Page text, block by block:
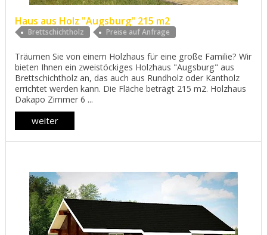
Haus aus Holz "Augsburg" 215 m2
Brettschichtholz Preise auf Anfrage
Träumen Sie von einem Holzhaus für eine große Familie? Wir
bieten Ihnen ein zweistöckiges Holzhaus "Augsburg" aus
Brettschichtholz an, das auch aus Rundholz oder Kantholz
errichtet werden kann. Die Fläche beträgt 215 m2. Holzhaus
Dakapo Zimmer 6 ...
weiter